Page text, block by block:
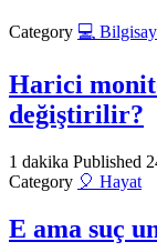
Category 💻
Harici
değiştirilir?
1 dakika Published
Category 🎈 Hayat
E ama suç